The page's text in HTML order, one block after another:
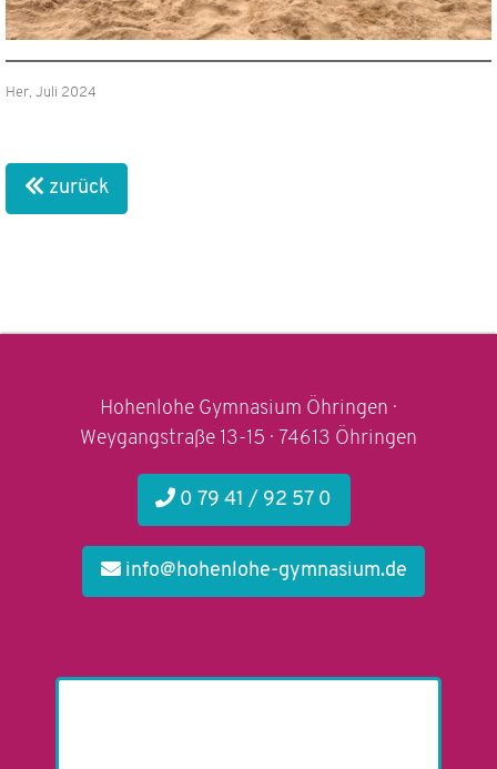
Her, Juli 2024
zurück
Hohenlohe Gymnasium Öhringen ·
Weygangstraße 13-15 · 74613 Öhringen
0 79 41 / 92 57 0
info@hohenlohe-gymnasium.de